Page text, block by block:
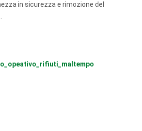
in sicurezza e rimozione del